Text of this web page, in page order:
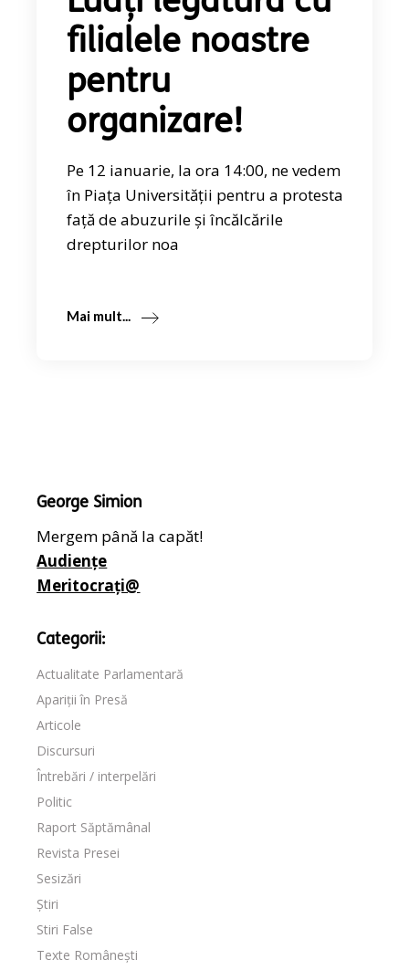
filialele noastre
pentru
organizare!
Pe 12 ianuarie, la ora 14:00, ne vedem
în Piața Universității pentru a protesta
față de abuzurile și încălcările
drepturilor noa
Mai mult...
George Simion
Mergem până la capăt!
Audiențe
Meritocrați@
Categorii:
Actualitate Parlamentară
Apariții în Presă
Articole
Discursuri
Întrebări / interpelări
Politic
Raport Săptămânal
Revista Presei
Sesizări
Știri
Stiri False
Texte Românești